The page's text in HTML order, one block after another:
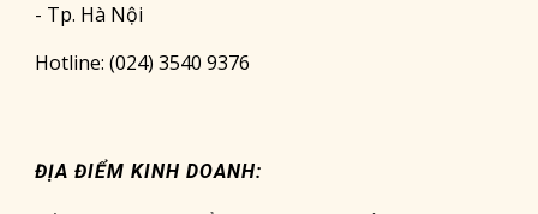
- Tp. Hà Nội
Hotline: (024) 3540 9376
ĐỊA ĐIỂM KINH DOANH: